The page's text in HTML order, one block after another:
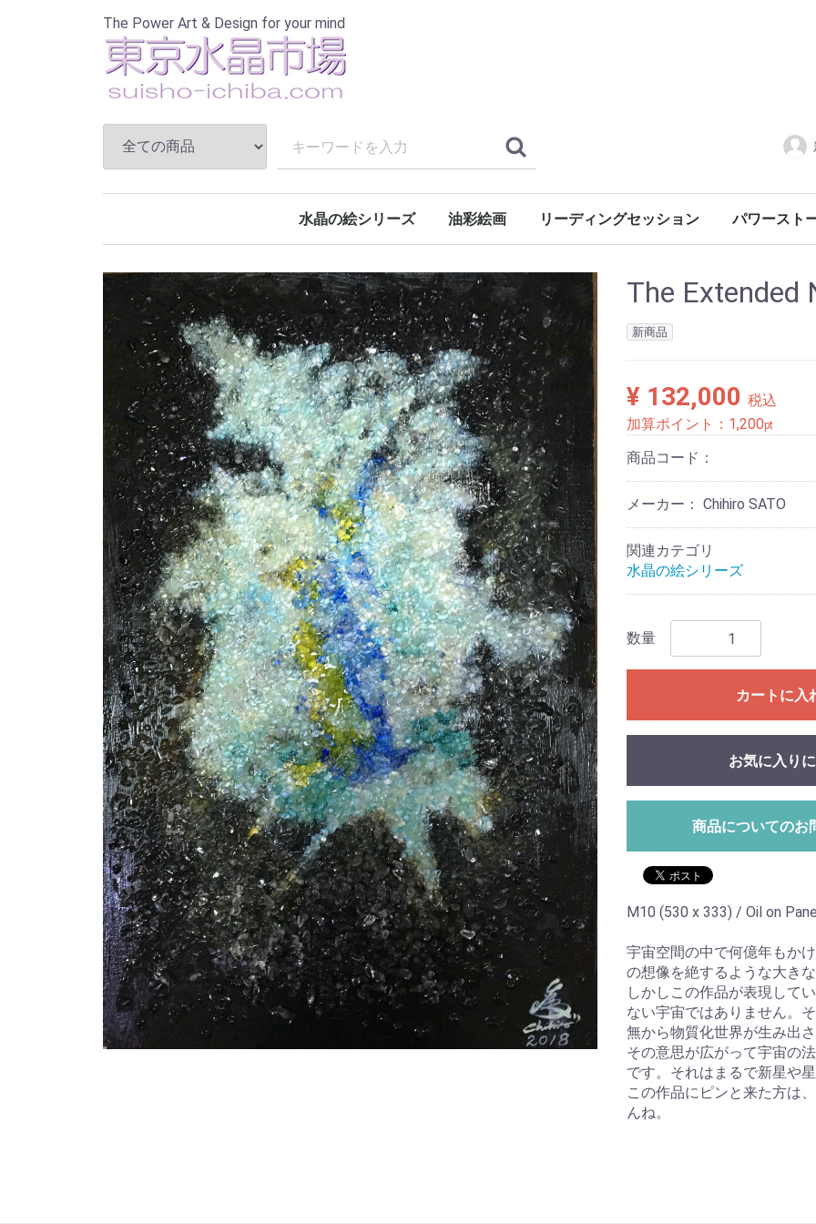
The Power Art & Design for your mind
水晶の絵シリーズ 油彩絵画 リーディングセッション パワースト
The Extended
新商品
¥ 132,000 税込
加算ポイント： 1,200pt
商品コード：
メーカー： Chihiro SATO
関連カテゴリ
水晶の絵シリーズ
数量
カートに入
お気に入り
商品についてのお
M10 (530 x 333) / Oil on
宇宙空間の中で何億年もか
の想像を絶するような大き
しかしこの作品が表現して
ない宇宙ではありません。
無から物質化世界が生み出
その意思が広がって宇宙の
です。それはまるで新星や
この作品にピンと来た方は
んね。